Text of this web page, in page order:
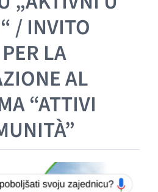
/ INVITO
LA
AL
“ATTIVI